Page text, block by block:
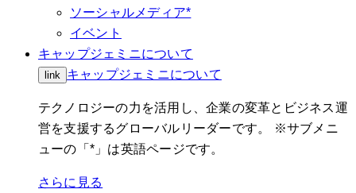
ソーシャルメディア*
イベント
キャップジェミニについて
link キャップジェミニについて
テクノロジーの力を活用し、企業の変革とビジネス運
営を支援するグローバルリーダーです。 ※サブメニ
ューの「*」は英語ページです。
さらに見る